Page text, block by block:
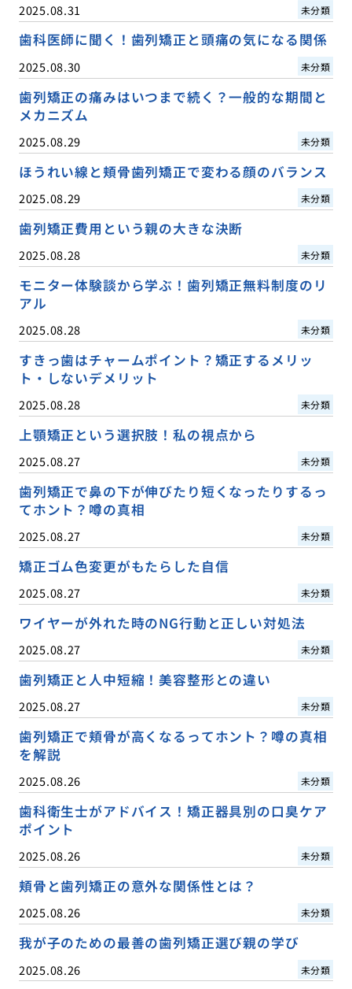
2025.08.31 未分類
歯科医師に聞く！歯列矯正と頭痛の気になる関係
2025.08.30 未分類
歯列矯正の痛みはいつまで続く？一般的な期間と
メカニズム
2025.08.29 未分類
ほうれい線と頬骨歯列矯正で変わる顔のバランス
2025.08.29 未分類
歯列矯正費用という親の大きな決断
2025.08.28 未分類
モニター体験談から学ぶ！歯列矯正無料制度のリ
アル
2025.08.28 未分類
すきっ歯はチャームポイント？矯正するメリッ
ト・しないデメリット
2025.08.28 未分類
上顎矯正という選択肢！私の視点から
2025.08.27 未分類
歯列矯正で鼻の下が伸びたり短くなったりするっ
てホント？噂の真相
2025.08.27 未分類
矯正ゴム色変更がもたらした自信
2025.08.27 未分類
ワイヤーが外れた時のNG行動と正しい対処法
2025.08.27 未分類
歯列矯正と人中短縮！美容整形との違い
2025.08.27 未分類
歯列矯正で頬骨が高くなるってホント？噂の真相
を解説
2025.08.26 未分類
歯科衛生士がアドバイス！矯正器具別の口臭ケア
ポイント
2025.08.26 未分類
頬骨と歯列矯正の意外な関係性とは？
2025.08.26 未分類
我が子のための最善の歯列矯正選び親の学び
2025.08.26 未分類